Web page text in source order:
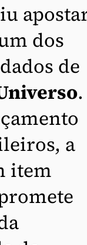
dos
de
.
a
item